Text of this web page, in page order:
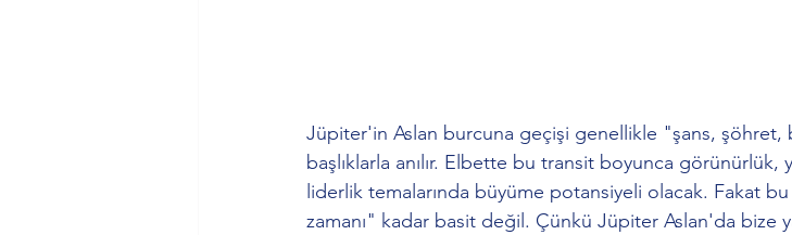
Jüpiter'in Aslan burcuna geçişi genellikle "şans, şöhret,
başlıklarla anılır. Elbette bu transit boyunca görünürlük,
liderlik temalarında büyüme potansiyeli olacak. Fakat
zamanı" kadar basit değil. Çünkü Jüpiter Aslan'da bize